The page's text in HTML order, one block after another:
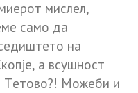
мислел,
само да
на
а всушност
Тeтoво?! Можеби и